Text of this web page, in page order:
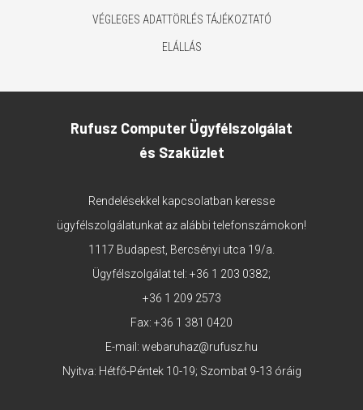
VÉGLEGES ADATTÖRLÉS TÁJÉKOZTATÓ
ELÁLLÁS
Rufusz Computer Ügyfélszolgálat
és Szaküzlet
Rendelésekkel kapcsolatban keresse
ügyfélszolgálatunkat az alábbi telefonszámokon!
1117 Budapest, Bercsényi utca 19/a.
Ügyfélszolgálat tel: +36 1 203 0382;
+36 1 209 2573
Fax: +36 1 381 0420
E-mail: webaruhaz@rufusz.hu
Nyitva: Hétfő-Péntek 10-19; Szombat 9-13 óráig